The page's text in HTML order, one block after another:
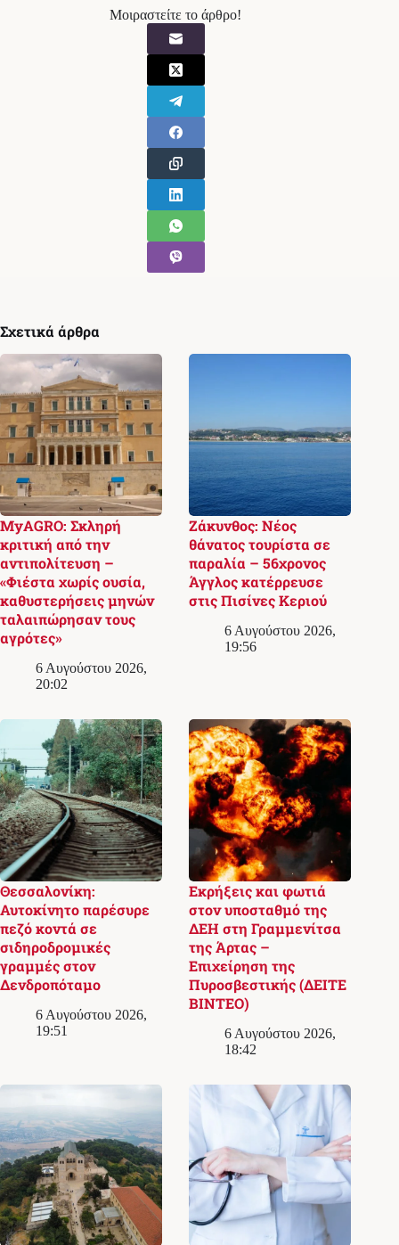
Μοιραστείτε το άρθρο!
Σχετικά άρθρα
MyAGRO: Σκληρή
κριτική από την
αντιπολίτευση –
«Φιέστα χωρίς ουσία,
καθυστερήσεις μηνών
ταλαιπώρησαν τους
αγρότες»
6 Αυγούστου 2026,
20:02
Ζάκυνθος: Νέος
θάνατος τουρίστα σε
παραλία – 56χρονος
Άγγλος κατέρρευσε
στις Πισίνες Κεριού
6 Αυγούστου 2026,
19:56
Θεσσαλονίκη:
Αυτοκίνητο παρέσυρε
πεζό κοντά σε
σιδηροδρομικές
γραμμές στον
Δενδροπόταμο
6 Αυγούστου 2026,
19:51
Εκρήξεις και φωτιά
στον υποσταθμό της
ΔΕΗ στη Γραμμενίτσα
της Άρτας –
Επιχείρηση της
Πυροσβεστικής (ΔΕΙΤΕ
ΒΙΝΤΕΟ)
6 Αυγούστου 2026,
18:42